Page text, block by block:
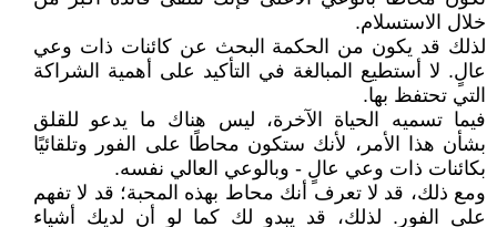
خلال الاستسلام.
لذلك قد يكون من الحكمة البحث عن كائنات ذات وعي
عالٍ. لا أستطيع المبالغة في التأكيد على أهمية الشراكة
التي تحتفظ بها.
فيما تسميه الحياة الآخرة، ليس هناك ما يدعو للقلق
بشأن هذا الأمر، لأنك ستكون محاطًا على الفور وتلقائيًا
بكائنات ذات وعي عالٍ - وبالوعي العالي نفسه.
ومع ذلك، قد لا تعرف أنك محاط بهذه المحبة؛ قد لا تفهم
على الفور. لذلك، قد يبدو لك كما لو أن لديك أشياء